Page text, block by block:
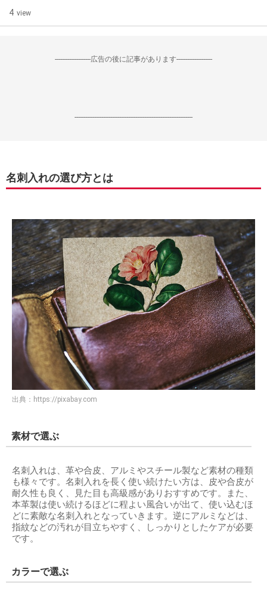
4 view
--------------------広告の後に記事があります--------------------
------------------------------------------------------------------
名刺入れの選び方とは
出典： https://pixabay.com
素材で選ぶ
名刺入れは、革や合皮、アルミやスチール製など素材の種類
も様々です。名刺入れを長く使い続けたい方は、皮や合皮が
耐久性も良く、見た目も高級感がありおすすめです。また、
本革製は使い続けるほどに程よい風合いが出て、使い込むほ
どに素敵な名刺入れとなっていきます。逆にアルミなどは、
指紋などの汚れが目立ちやすく、しっかりとしたケアが必要
です。
カラーで選ぶ